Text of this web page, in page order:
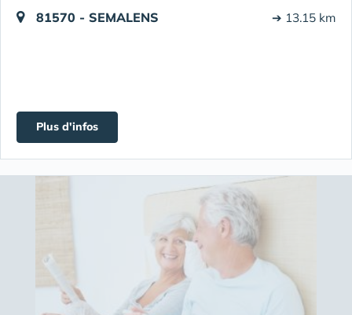
81570 - SEMALENS ➔ 13.15 km
Plus d'infos